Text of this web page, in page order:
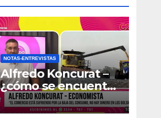
NOTAS-ENTREVISTAS
Alfredo Koncurat –
¿cómo se encuentra
la actividad
económica del país?